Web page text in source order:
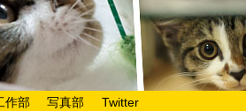
作部 写真部 Twitter